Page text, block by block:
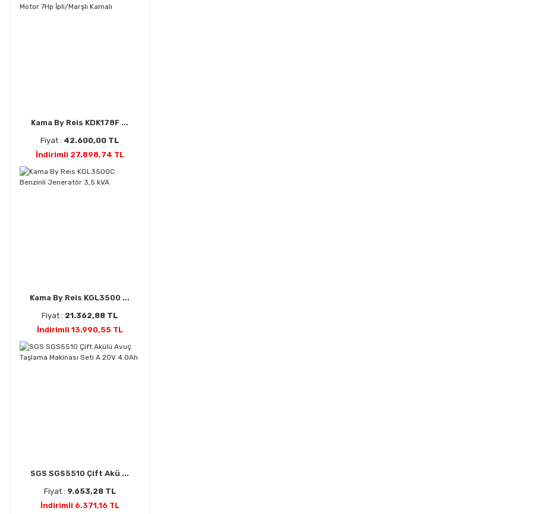
Kama By Reis KDK178F ...
Fiyat : 42.600,00 TL
İndirimli 27.898,74 TL
Kama By Reis KGL3500 ...
Fiyat : 21.362,88 TL
İndirimli 13.990,55 TL
SGS SGS5510 Çift Akü ...
Fiyat : 9.653,28 TL
İndirimli 6.371,16 TL